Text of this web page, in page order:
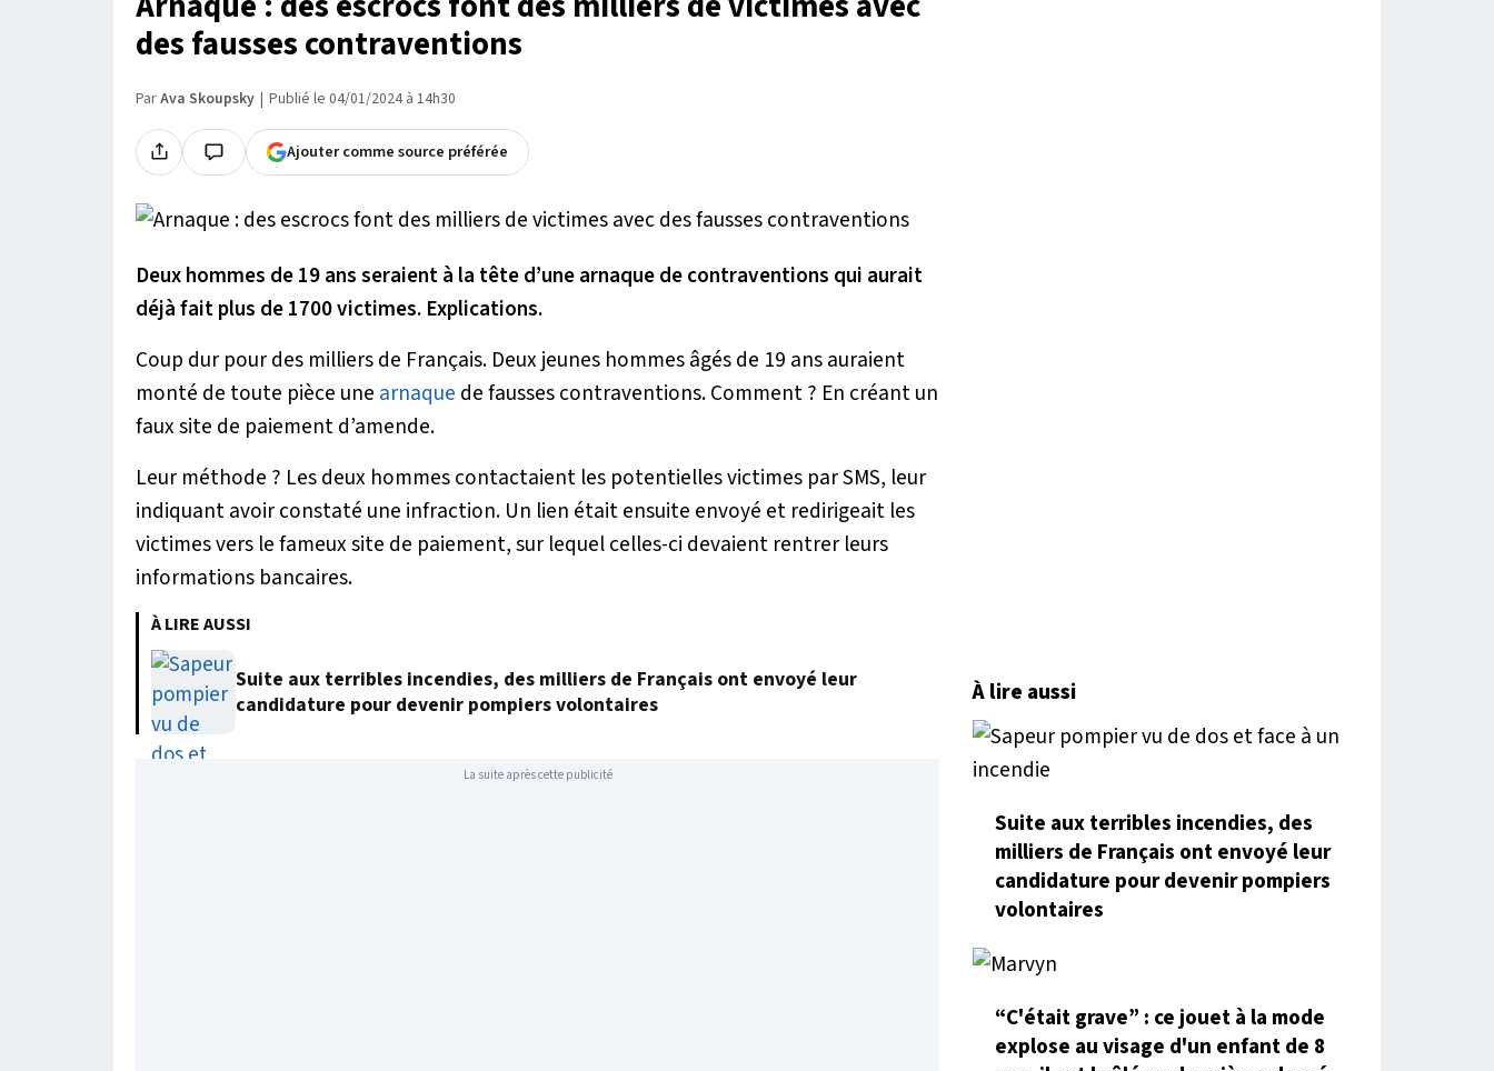
des fausses contraventions
ParAva Skoupsky Publié le 04/01/2024 à 14h30
Ajouter comme source préférée
Deux hommes de 19 ans seraient à la tête d’une arnaque de contraventions qui aurait
déjà fait plus de 1700 victimes. Explications.
Coup dur pour des milliers de Français. Deux jeunes hommes âgés de 19 ans auraient
monté de toute pièce une arnaque de fausses contraventions. Comment ? En créant un
faux site de paiement d’amende.
Leur méthode ? Les deux hommes contactaient les potentielles victimes par SMS, leur
indiquant avoir constaté une infraction. Un lien était ensuite envoyé et redirigeait les
victimes vers le fameux site de paiement, sur lequel celles-ci devaient rentrer leurs
informations bancaires.
À LIRE AUSSI
Suite aux terribles incendies, des milliers de Français ont envoyé leur
candidature pour devenir pompiers volontaires
La suite après cette publicité
À lire aussi
Suite aux terribles incendies, des
milliers de Français ont envoyé leur
candidature pour devenir pompiers
volontaires
“C'était grave” : ce jouet à la mode
explose au visage d'un enfant de 8